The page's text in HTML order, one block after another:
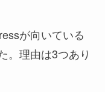
が向いている
。理由は3つあり